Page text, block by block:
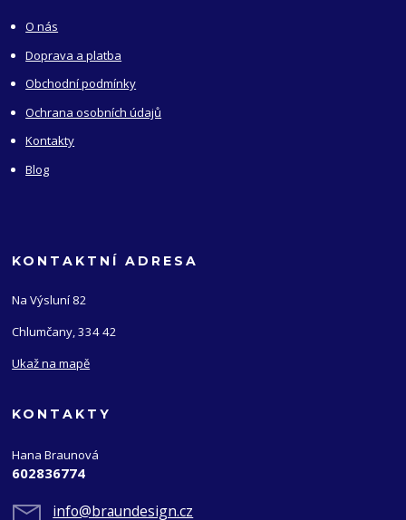
O nás
Doprava a platba
Obchodní podmínky
Ochrana osobních údajů
Kontakty
Blog
KONTAKTNÍ ADRESA
Na Výsluní 82
Chlumčany, 334 42
Ukaž na mapě
KONTAKTY
Hana Braunová
602836774
info@braundesign.cz